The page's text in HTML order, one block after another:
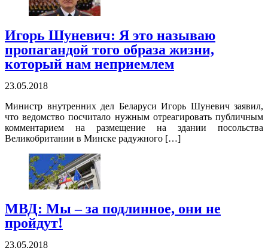
Игорь Шуневич: Я это называю
пропагандой того образа жизни,
который нам неприемлем
23.05.2018
Министр внутренних дел Беларуси Игорь Шуневич заявил,
что ведомство посчитало нужным отреагировать публичным
комментарием на размещение на здании посольства
Великобритании в Минске радужного […]
МВД: Мы – за подлинное, они не
пройдут!
23.05.2018